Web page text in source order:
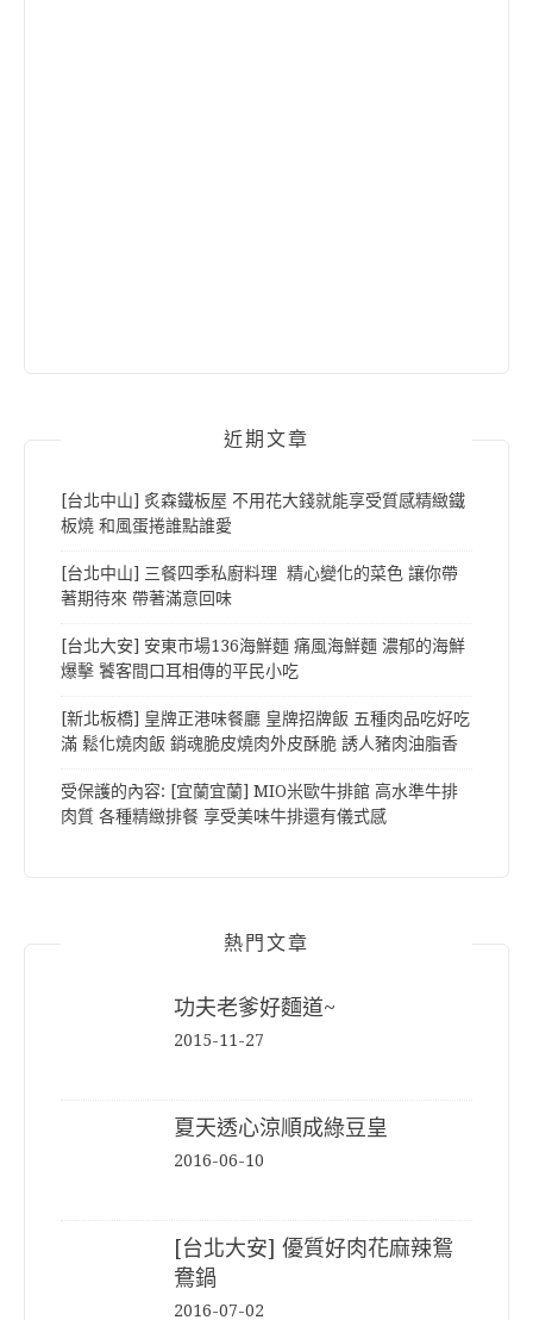
近期文章
[台北中山] 炙森鐵板屋 不用花大錢就能享受質感精緻鐵
板燒 和風蛋捲誰點誰愛
[台北中山] 三餐四季私廚料理 精心變化的菜色 讓你帶
著期待來 帶著滿意回味
[台北大安] 安東市場136海鮮麵 痛風海鮮麵 濃郁的海鮮
爆擊 饕客間口耳相傳的平民小吃
[新北板橋] 皇牌正港味餐廳 皇牌招牌飯 五種肉品吃好吃
滿 鬆化燒肉飯 銷魂脆皮燒肉外皮酥脆 誘人豬肉油脂香
受保護的內容: [宜蘭宜蘭] MIO米歐牛排館 高水準牛排
肉質 各種精緻排餐 享受美味牛排還有儀式感
熱門文章
功夫老爹好麵道~
2015-11-27
夏天透心涼順成綠豆皇
2016-06-10
[台北大安] 優質好肉花麻辣鴛
鴦鍋
2016-07-02